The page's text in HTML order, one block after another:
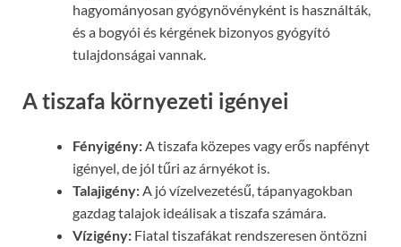
hagyományosan gyógynövényként is használták,
és a bogyói és kérgének bizonyos gyógyító
tulajdonságai vannak.
A tiszafa környezeti igényei
Fényigény: A tiszafa közepes vagy erős napfényt
igényel, de jól tűri az árnyékot is.
Talajigény: A jó vízelvezetésű, tápanyagokban
gazdag talajok ideálisak a tiszafa számára.
Vízigény: Fiatal tiszafákat rendszeresen öntözni